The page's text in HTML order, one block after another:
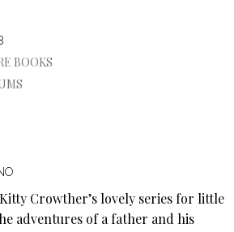
BOOKS
Crowther’s lovely series for little
adventures of a father and his